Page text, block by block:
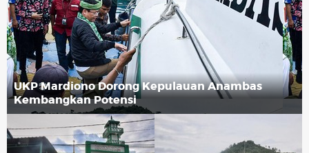
UKP Mardiono Dorong Kepulauan Anambas
Kembangkan Potensi